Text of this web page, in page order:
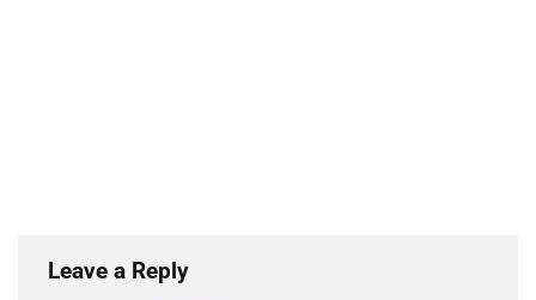
Leave a Reply